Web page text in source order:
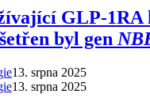
GLP-1RA
byl gen
13. srpna 2025
13. srpna 2025